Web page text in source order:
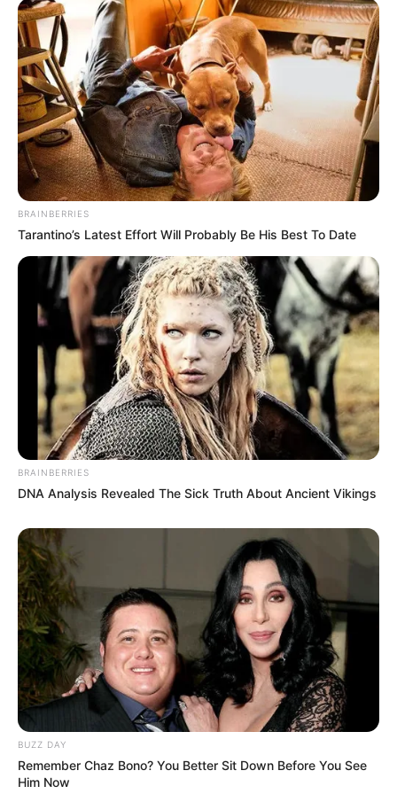
infos. Il va tenter de transmettre son portrait à
Charlotte Dubois pour affiner les traits.
Luna et Mirta tentent de convaincre Thomas de
faire revenir Chloé dans la pièce.
Louis se confie à Djawad par rapport à Yaël
Louis se confie à Djawad : Yaël l’a appelé papa.
Louis avoue qu’il est heureux, mais que ça le
fait flipper aussi.Il se sent lié à ce petit
bonhomme. Djawad dit qu’il n’a pas connu son
père biologique. Djawad lui dit « bienvenue au
club ».
Emma est-elle influencée par Alexis ?
BRAINBERRIES
Tarantino’s Latest Effort Will Probably Be His Best To Date
BRAINBERRIES
DNA Analysis Revealed The Sick Truth About Ancient Vikings
BUZZ DAY
Remember Chaz Bono? You Better Sit Down Before You See
Him Now